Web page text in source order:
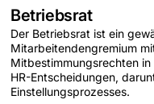
Betriebsrat
Der Betriebsrat ist ein
Mitarbeitendengremium
Mitbestimmungsrechten
HR-Entscheidungen,
Einstellungsprozesses.